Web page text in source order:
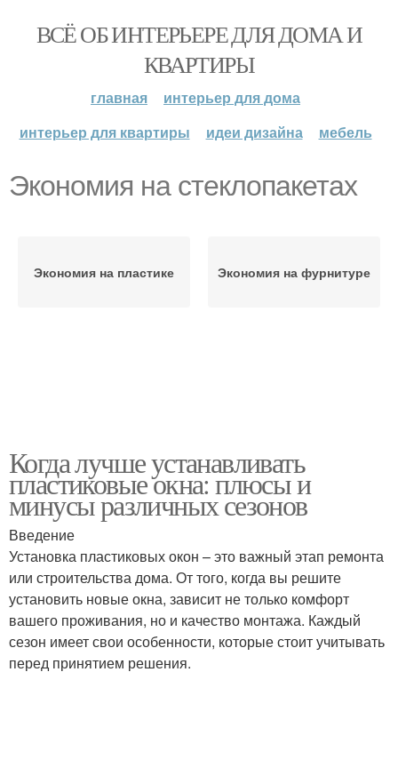
ВСЁ ОБ ИНТЕРЬЕРЕ ДЛЯ ДОМА И
КВАРТИРЫ
главная
интерьер для дома
интерьер для квартиры
идеи дизайна мебель
Экономия на стеклопакетах
Экономия на пластике Экономия на фурнитуре
Когда лучше устанавливать
пластиковые окна: плюсы и
минусы различных сезонов
Введение
Установка пластиковых окон – это важный этап ремонта
или строительства дома. От того, когда вы решите
установить новые окна, зависит не только комфорт
вашего проживания, но и качество монтажа. Каждый
сезон имеет свои особенности, которые стоит учитывать
перед принятием решения.